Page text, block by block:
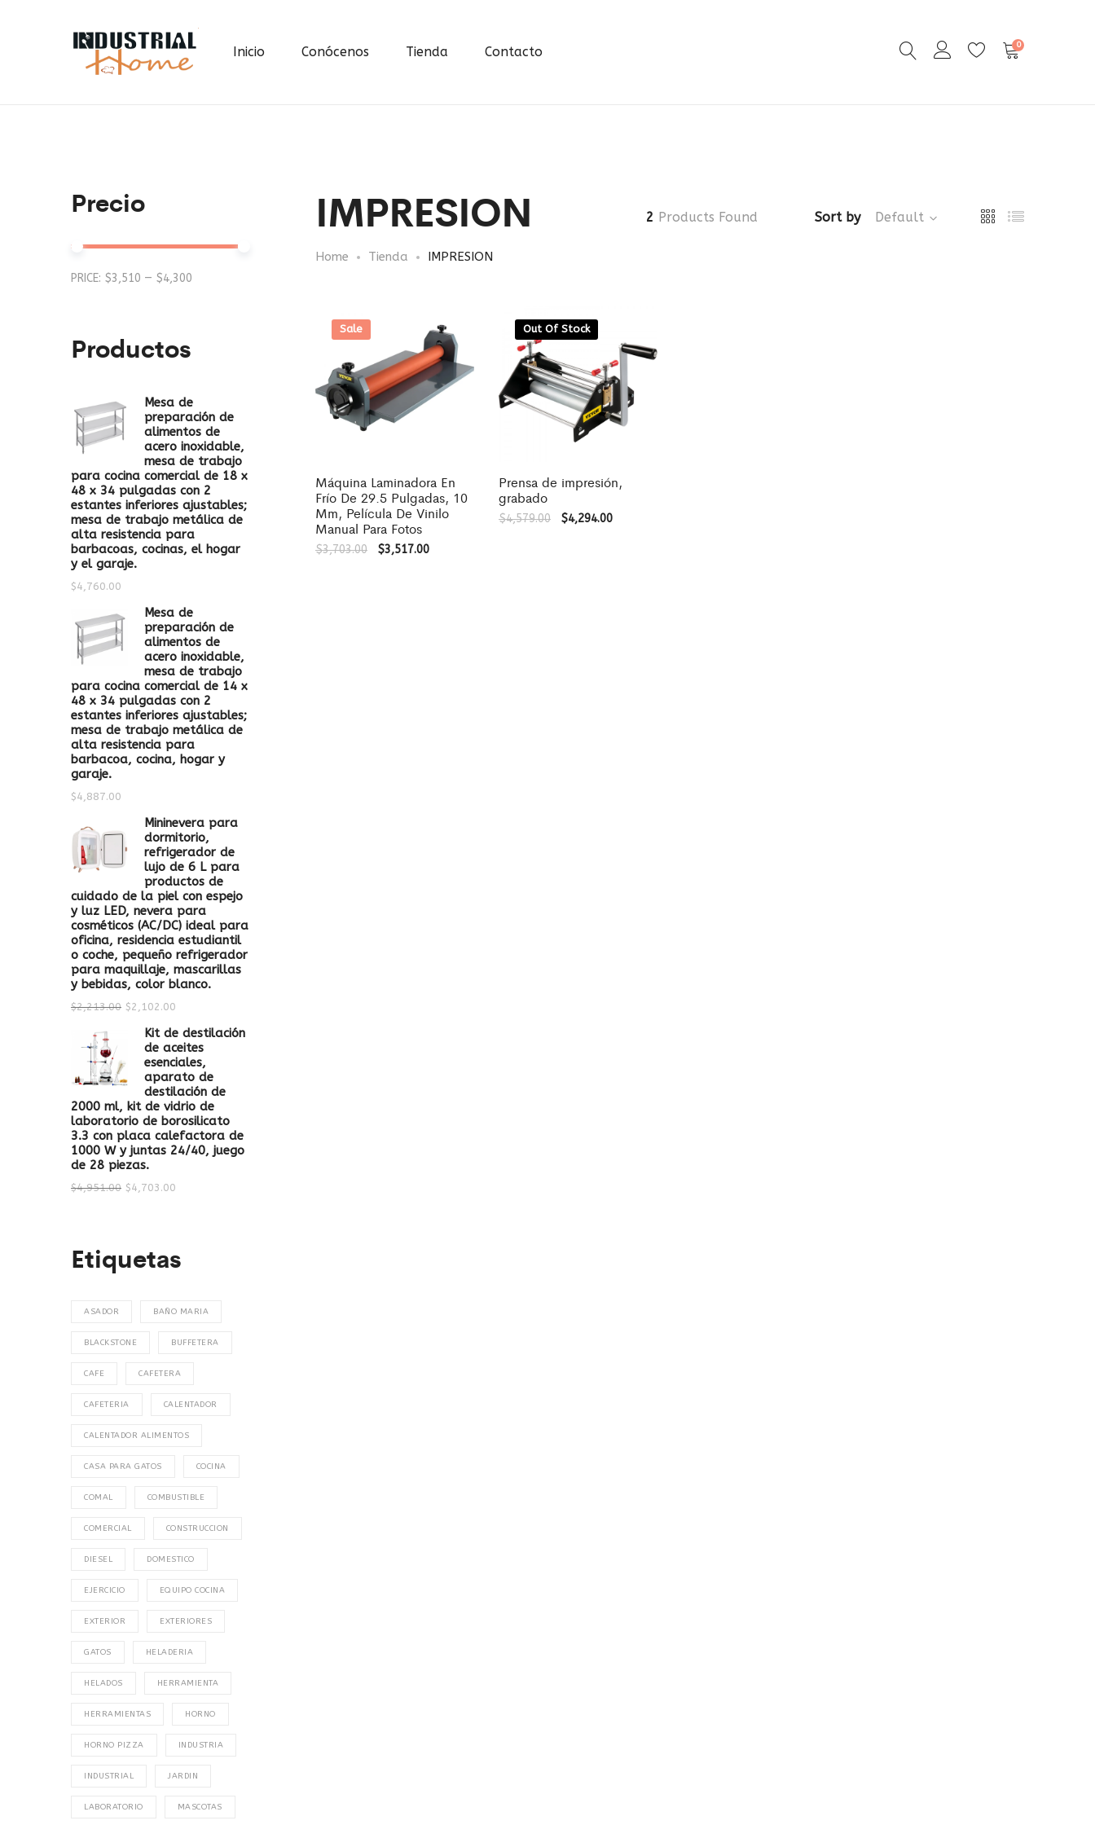
Inicio Conócenos Tienda Contacto 0
IMPRESION
Home Tienda IMPRESION
2 Products Found Sort by Default
Sale
Máquina Laminadora En
Frío De 29.5 Pulgadas, 10
Mm, Película De Vinilo
Manual Para Fotos
$3,703.00 $3,517.00
Out Of Stock
Prensa de impresión,
grabado
$4,579.00 $4,294.00
Precio
PRICE: $3,510 — $4,300
Productos
Mesa de
preparación de
alimentos de
acero inoxidable,
mesa de trabajo
para cocina comercial de 18 x
48 x 34 pulgadas con 2
estantes inferiores ajustables;
mesa de trabajo metálica de
alta resistencia para
barbacoas, cocinas, el hogar
y el garaje.
$4,760.00
Mesa de
preparación de
alimentos de
acero inoxidable,
mesa de trabajo
para cocina comercial de 14 x
48 x 34 pulgadas con 2
estantes inferiores ajustables;
mesa de trabajo metálica de
alta resistencia para
barbacoa, cocina, hogar y
garaje.
$4,887.00
Mininevera para
dormitorio,
refrigerador de
lujo de 6 L para
productos de
cuidado de la piel con espejo
y luz LED, nevera para
cosméticos (AC/DC) ideal para
oficina, residencia estudiantil
o coche, pequeño refrigerador
para maquillaje, mascarillas
y bebidas, color blanco.
$2,213.00 $2,102.00
Kit de destilación
de aceites
esenciales,
aparato de
destilación de
2000 ml, kit de vidrio de
laboratorio de borosilicato
3.3 con placa calefactora de
1000 W y juntas 24/40, juego
de 28 piezas.
$4,951.00 $4,703.00
Etiquetas
ASADOR BAÑO MARIA
BLACKSTONE BUFFETERA
CAFE CAFETERA
CAFETERIA CALENTADOR
CALENTADOR ALIMENTOS
CASA PARA GATOS COCINA
COMAL COMBUSTIBLE
COMERCIAL CONSTRUCCION
DIESEL DOMESTICO
EJERCICIO EQUIPO COCINA
EXTERIOR EXTERIORES
GATOS HELADERIA
HELADOS HERRAMIENTA
HERRAMIENTAS HORNO
HORNO PIZZA INDUSTRIA
INDUSTRIAL JARDIN
LABORATORIO MASCOTAS